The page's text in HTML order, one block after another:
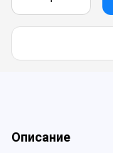
Описание